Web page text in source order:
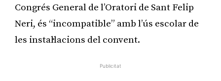
Congrés General de l’Oratori de Sant Felip
Neri, és “incompatible” amb l’ús escolar de
les instal·lacions del convent.
Publicitat